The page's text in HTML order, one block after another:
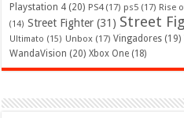
Playstation 4 (20) PS4(17) ps5 (17) Rise
(14) Street Fighter (31) Street
Ultimato (15) Unbox (17) Vingadores (19)
WandaVision (20) Xbox One (18)